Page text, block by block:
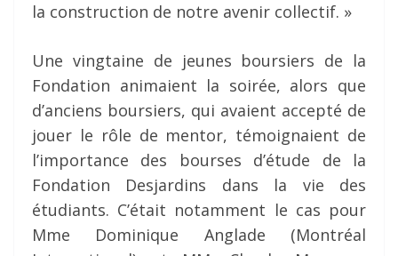
la construction de notre avenir collectif. »
Une vingtaine de jeunes boursiers de la
Fondation animaient la soirée, alors que
d’anciens boursiers, qui avaient accepté de
jouer le rôle de mentor, témoignaient de
l’importance des bourses d’étude de la
Fondation Desjardins dans la vie des
étudiants. C’était notamment le cas pour
Mme Dominique Anglade (Montréal